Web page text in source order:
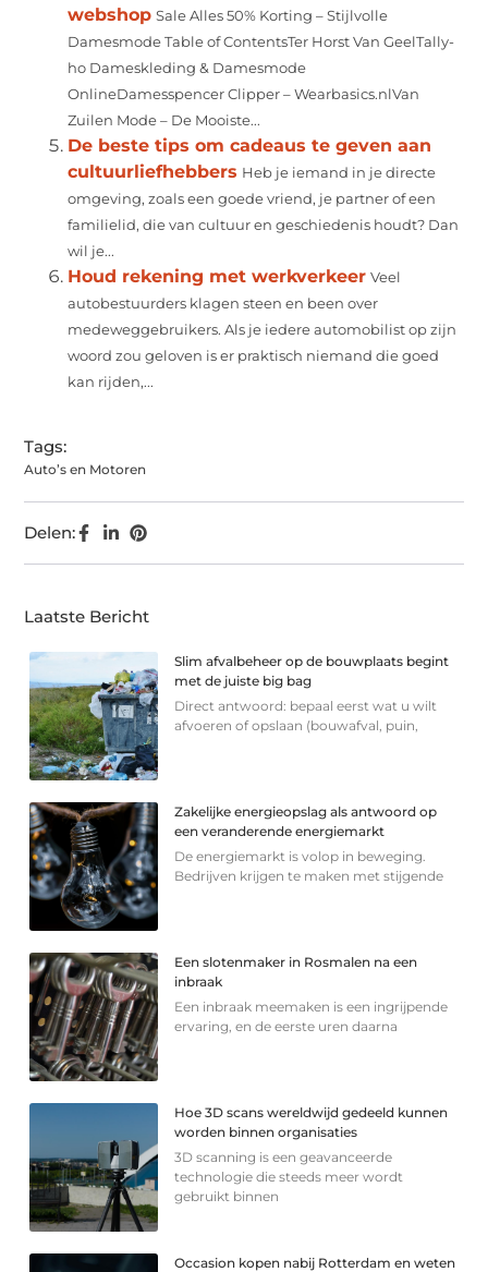
webshop Sale Alles 50% Korting – Stijlvolle
Damesmode Table of ContentsTer Horst Van GeelTally-
ho Dameskleding & Damesmode
OnlineDamesspencer Clipper – Wearbasics.nlVan
Zuilen Mode – De Mooiste...
De beste tips om cadeaus te geven aan
cultuurliefhebbers Heb je iemand in je directe
omgeving, zoals een goede vriend, je partner of een
familielid, die van cultuur en geschiedenis houdt? Dan
wil je...
Houd rekening met werkverkeer Veel
autobestuurders klagen steen en been over
medeweggebruikers. Als je iedere automobilist op zijn
woord zou geloven is er praktisch niemand die goed
kan rijden,...
Tags:
Auto’s en Motoren
Delen:
Laatste Bericht
Slim afvalbeheer op de bouwplaats begint
met de juiste big bag
Direct antwoord: bepaal eerst wat u wilt
afvoeren of opslaan (bouwafval, puin,
Zakelijke energieopslag als antwoord op
een veranderende energiemarkt
De energiemarkt is volop in beweging.
Bedrijven krijgen te maken met stijgende
Een slotenmaker in Rosmalen na een
inbraak
Een inbraak meemaken is een ingrijpende
ervaring, en de eerste uren daarna
Hoe 3D scans wereldwijd gedeeld kunnen
worden binnen organisaties
3D scanning is een geavanceerde
technologie die steeds meer wordt
gebruikt binnen
Occasion kopen nabij Rotterdam en weten